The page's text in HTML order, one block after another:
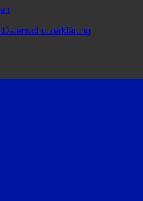
Datenschutzerklärung